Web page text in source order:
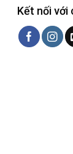
Kết nối với